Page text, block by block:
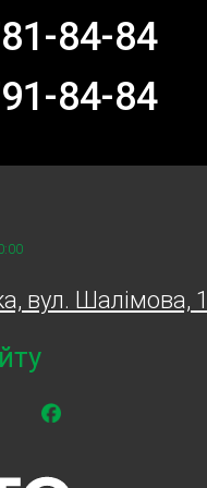
84-84
84-84
вул. Шалімова,